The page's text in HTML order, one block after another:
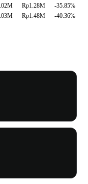
Rp1.28M
-35.85%
Rp1.48M -40.36%